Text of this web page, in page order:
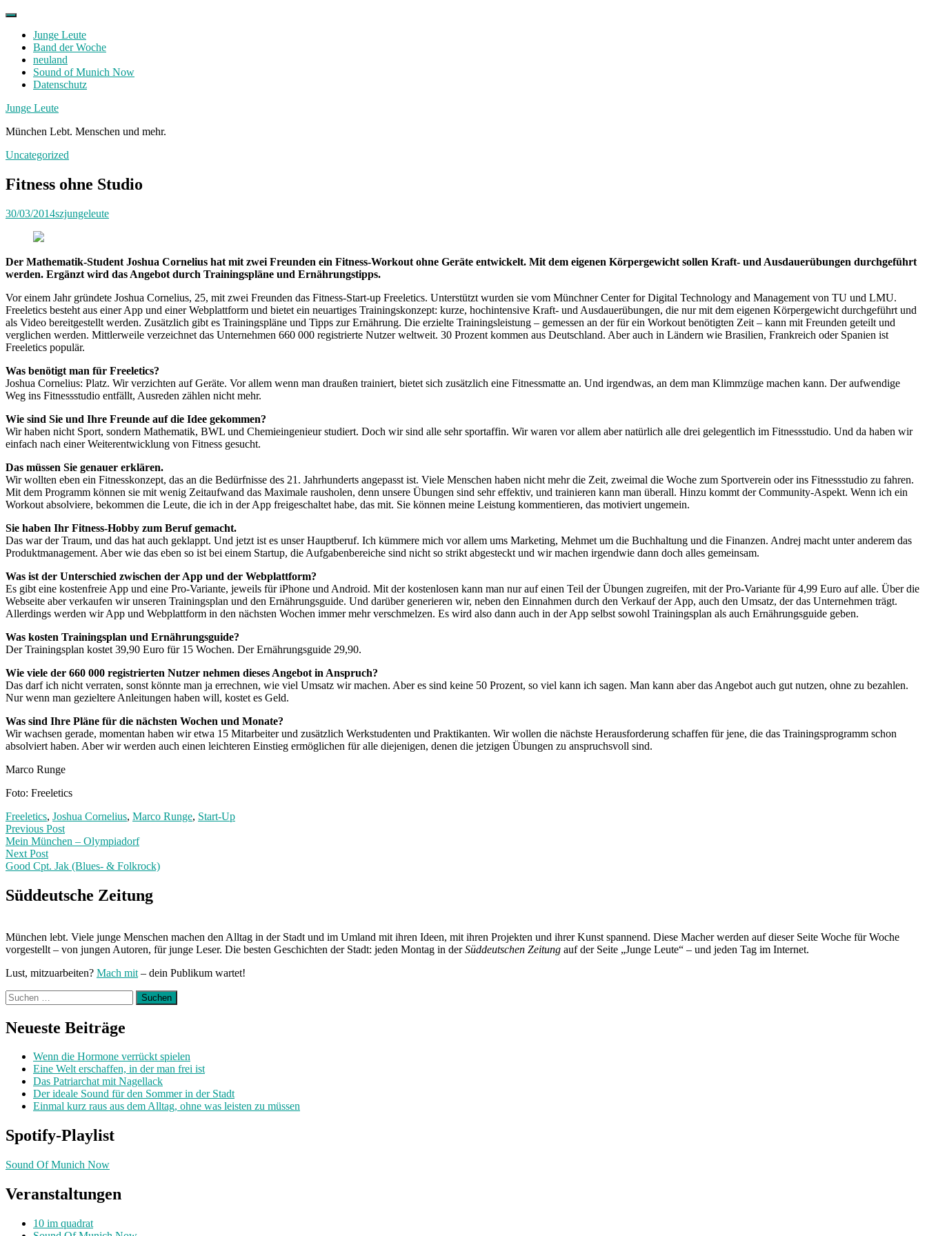
Skip
contentJunge Leute
Band der Woche
neuland
Sound of Munich Now
Datenschutz
Facebook
Twitter
Instagram
Junge Leute
München Lebt. Menschen und mehr.
Uncategorized
Fitness ohne Studio
30/03/2014szjungeleute
Der Mathematik-Student Joshua Cornelius hat mit zwei Freunden ein Fitness-Workout ohne Geräte entwickelt. Mit dem eigenen Körpergewicht sollen Kraft- und Ausdauerübungen durchgeführt
werden. Ergänzt wird das Angebot durch Trainingspläne und Ernährungstipps.
Vor einem Jahr gründete Joshua Cornelius, 25, mit zwei Freunden das Fitness-Start-up Freeletics. Unterstützt wurden sie vom Münchner Center for Digital Technology and Management von TU und LMU.
Freeletics besteht aus einer App und einer Webplattform und bietet ein neuartiges Trainingskonzept: kurze, hochintensive Kraft- und Ausdauerübungen, die nur mit dem eigenen Körpergewicht durchgeführt und
als Video bereitgestellt werden. Zusätzlich gibt es Trainingspläne und Tipps zur Ernährung. Die erzielte Trainingsleistung – gemessen an der für ein Workout benötigten Zeit – kann mit Freunden geteilt und
verglichen werden. Mittlerweile verzeichnet das Unternehmen 660 000 registrierte Nutzer weltweit. 30 Prozent kommen aus Deutschland. Aber auch in Ländern wie Brasilien, Frankreich oder Spanien ist
Freeletics populär.
Was benötigt man für Freeletics?
Joshua Cornelius: Platz. Wir verzichten auf Geräte. Vor allem wenn man draußen trainiert, bietet sich zusätzlich eine Fitnessmatte an. Und irgendwas, an dem man Klimmzüge machen kann. Der aufwendige
Weg ins Fitnessstudio entfällt, Ausreden zählen nicht mehr.
Wie sind Sie und Ihre Freunde auf die Idee gekommen?
Wir haben nicht Sport, sondern Mathematik, BWL und Chemieingenieur studiert. Doch wir sind alle sehr sportaffin. Wir waren vor allem aber natürlich alle drei gelegentlich im Fitnessstudio. Und da haben wir
einfach nach einer Weiterentwicklung von Fitness gesucht.
Das müssen Sie genauer erklären.
Wir wollten eben ein Fitnesskonzept, das an die Bedürfnisse des 21. Jahrhunderts angepasst ist. Viele Menschen haben nicht mehr die Zeit, zweimal die Woche zum Sportverein oder ins Fitnessstudio zu fahren.
Mit dem Programm können sie mit wenig Zeitaufwand das Maximale rausholen, denn unsere Übungen sind sehr effektiv, und trainieren kann man überall. Hinzu kommt der Community-Aspekt. Wenn ich ein
Workout absolviere, bekommen die Leute, die ich in der App freigeschaltet habe, das mit. Sie können meine Leistung kommentieren, das motiviert ungemein.
Sie haben Ihr Fitness-Hobby zum Beruf gemacht.
Das war der Traum, und das hat auch geklappt. Und jetzt ist es unser Hauptberuf. Ich kümmere mich vor allem ums Marketing, Mehmet um die Buchhaltung und die Finanzen. Andrej macht unter anderem das
Produktmanagement. Aber wie das eben so ist bei einem Startup, die Aufgabenbereiche sind nicht so strikt abgesteckt und wir machen irgendwie dann doch alles gemeinsam.
Was ist der Unterschied zwischen der App und der Webplattform?
Es gibt eine kostenfreie App und eine Pro-Variante, jeweils für iPhone und Android. Mit der kostenlosen kann man nur auf einen Teil der Übungen zugreifen, mit der Pro-Variante für 4,99 Euro auf alle. Über die
Webseite aber verkaufen wir unseren Trainingsplan und den Ernährungsguide. Und darüber generieren wir, neben den Einnahmen durch den Verkauf der App, auch den Umsatz, der das Unternehmen trägt.
Allerdings werden wir App und Webplattform in den nächsten Wochen immer mehr verschmelzen. Es wird also dann auch in der App selbst sowohl Trainingsplan als auch Ernährungsguide geben.
Was kosten Trainingsplan und Ernährungsguide?
Der Trainingsplan kostet 39,90 Euro für 15 Wochen. Der Ernährungsguide 29,90.
Wie viele der 660 000 registrierten Nutzer nehmen dieses Angebot in Anspruch?
Das darf ich nicht verraten, sonst könnte man ja errechnen, wie viel Umsatz wir machen. Aber es sind keine 50 Prozent, so viel kann ich sagen. Man kann aber das Angebot auch gut nutzen, ohne zu bezahlen.
Nur wenn man gezieltere Anleitungen haben will, kostet es Geld.
Was sind Ihre Pläne für die nächsten Wochen und Monate?
Wir wachsen gerade, momentan haben wir etwa 15 Mitarbeiter und zusätzlich Werkstudenten und Praktikanten. Wir wollen die nächste Herausforderung schaffen für jene, die das Trainingsprogramm schon
absolviert haben. Aber wir werden auch einen leichteren Einstieg ermöglichen für alle diejenigen, denen die jetzigen Übungen zu anspruchsvoll sind.
Marco Runge
Foto: Freeletics
Freeletics, Joshua Cornelius, Marco Runge, Start-Up
Post
navigation
Previous PostPrevious
post:
Mein München – Olympiadorf
Next Post
Good Cpt. Jak (Blues- & Folkrock)
Post:
Süddeutsche Zeitung
München lebt. Viele junge Menschen machen den Alltag in der Stadt und im Umland mit ihren Ideen, mit ihren Projekten und ihrer Kunst spannend. Diese Macher werden auf dieser Seite Woche für Woche
vorgestellt – von jungen Autoren, für junge Leser. Die besten Geschichten der Stadt: jeden Montag in derSüddeutschen Zeitung auf der Seite „Junge Leute“ – und jeden Tag im Internet.
Lust, mitzuarbeiten? Mach mit – dein Publikum wartet!
Suchen
nach:
Neueste Beiträge
Wenn die Hormone verrückt spielen
Eine Welt erschaffen, in der man frei ist
Das Patriarchat mit Nagellack
Der ideale Sound für den Sommer in der Stadt
Einmal kurz raus aus dem Alltag, ohne was leisten zu müssen
Spotify-Playlist
Sound Of Munich Now
Veranstaltungen
10 im quadrat